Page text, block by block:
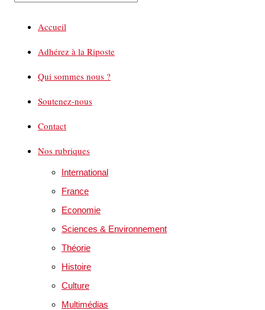
Accueil
Adhérez à la Riposte
Qui sommes nous ?
Soutenez-nous
Contact
Nos rubriques
International
France
Economie
Sciences & Environnement
Théorie
Histoire
Culture
Multimédias